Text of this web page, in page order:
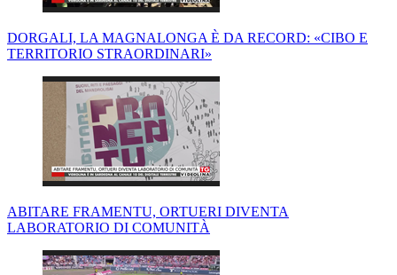
DORGALI, LA MAGNALONGA È DA RECORD: «CIBO E
TERRITORIO STRAORDINARI»
ABITARE FRAMENTU, ORTUERI DIVENTA
LABORATORIO DI COMUNITÀ